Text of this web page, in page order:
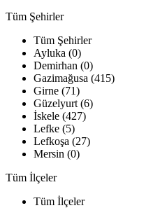
Tüm Şehirler
Tüm Şehirler
Ayluka (0)
Demirhan (0)
Gazimağusa (415)
Girne (71)
Güzelyurt (6)
İskele (427)
Lefke (5)
Lefkoşa (27)
Mersin (0)
Tüm İlçeler
Tüm İlçeler